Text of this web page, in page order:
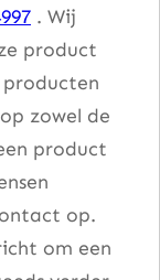
. Wij
product
zowel de
product
op.
om een